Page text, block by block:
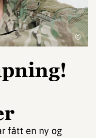
fått en ny og
©